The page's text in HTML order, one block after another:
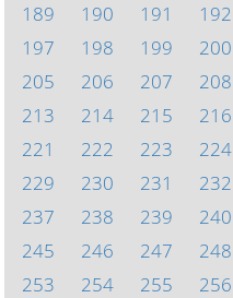
189
190 191 192
197
198 199 200
205
206 207 208
213
214 215 216
221
222 223 224
229
230 231 232
237
238 239 240
245
246 247 248
253
254 255 256